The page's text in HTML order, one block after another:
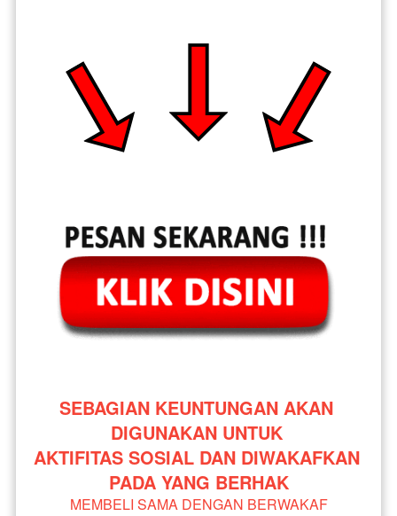
SEBAGIAN KEUNTUNGAN AKAN
DIGUNAKAN UNTUK
AKTIFITAS SOSIAL DAN DIWAKAFKAN
PADA YANG BERHAK
MEMBELI SAMA DENGAN BERWAKAF